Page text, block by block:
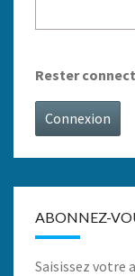
Rester
Connexion
ABONNEZ-
Saisissez votre